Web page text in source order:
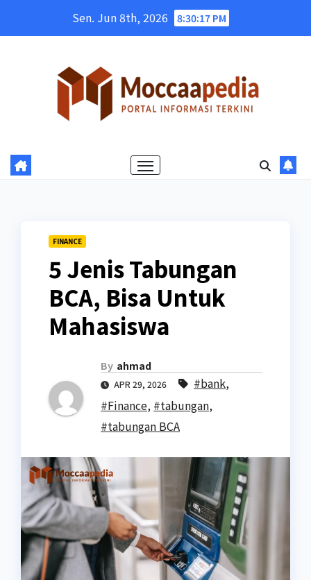
Sen. Jun 8th, 2026 8:30:18 PM
FINANCE
5 Jenis Tabungan
BCA, Bisa Untuk
Mahasiswa
By ahmad
APR 29, 2026 #bank,
#Finance, #tabungan,
#tabungan BCA